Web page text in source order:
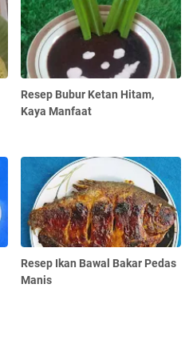
Resep Bubur Ketan Hitam,
Kaya Manfaat
Resep Ikan Bawal Bakar Pedas
Manis